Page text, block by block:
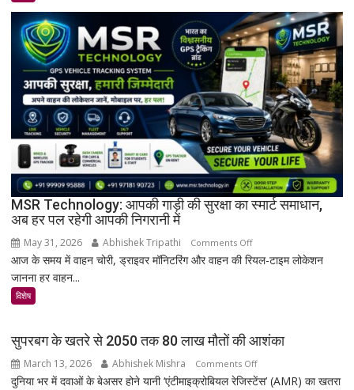
का
अनमोल
खजाना,
375
वर्ष
पुरानी
तालपत्र
पांडुलिपि
सहित
38
दुर्लभ
MSR Technology: आपकी गाड़ी की सुरक्षा का स्मार्ट समाधान,
अब हर पल रहेगी आपकी निगरानी में
May 31, 2026 Abhishek Tripathi Comments Offon
MSR
सुरक्षा
का
स्मार्ट
आज के समय में वाहन चोरी, ड्राइवर मॉनिटरिंग और वाहन की रियल-टाइम लोकेशन
जानना हर वाहन...
विशेष
सुपरबग के खतरे से 2050 तक 80 लाख मौतों की आशंका
March 13, 2026 Abhishek Mishra Comments Offon
सुपरबग
दुनिया भर में दवाओं के बेअसर होने यानी ‘एंटीमाइक्रोबियल रेजिस्टेंस’ (AMR) का खतरा